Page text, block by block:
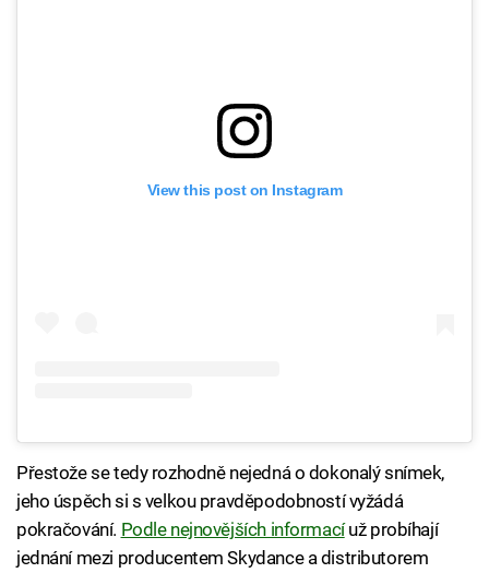
View this post on Instagram
Přestože se tedy rozhodně nejedná o dokonalý snímek,
jeho úspěch si s velkou pravděpodobností vyžádá
pokračování. Podle nejnovějších informacíuž probíhají
jednání mezi producentem Skydance a distributorem